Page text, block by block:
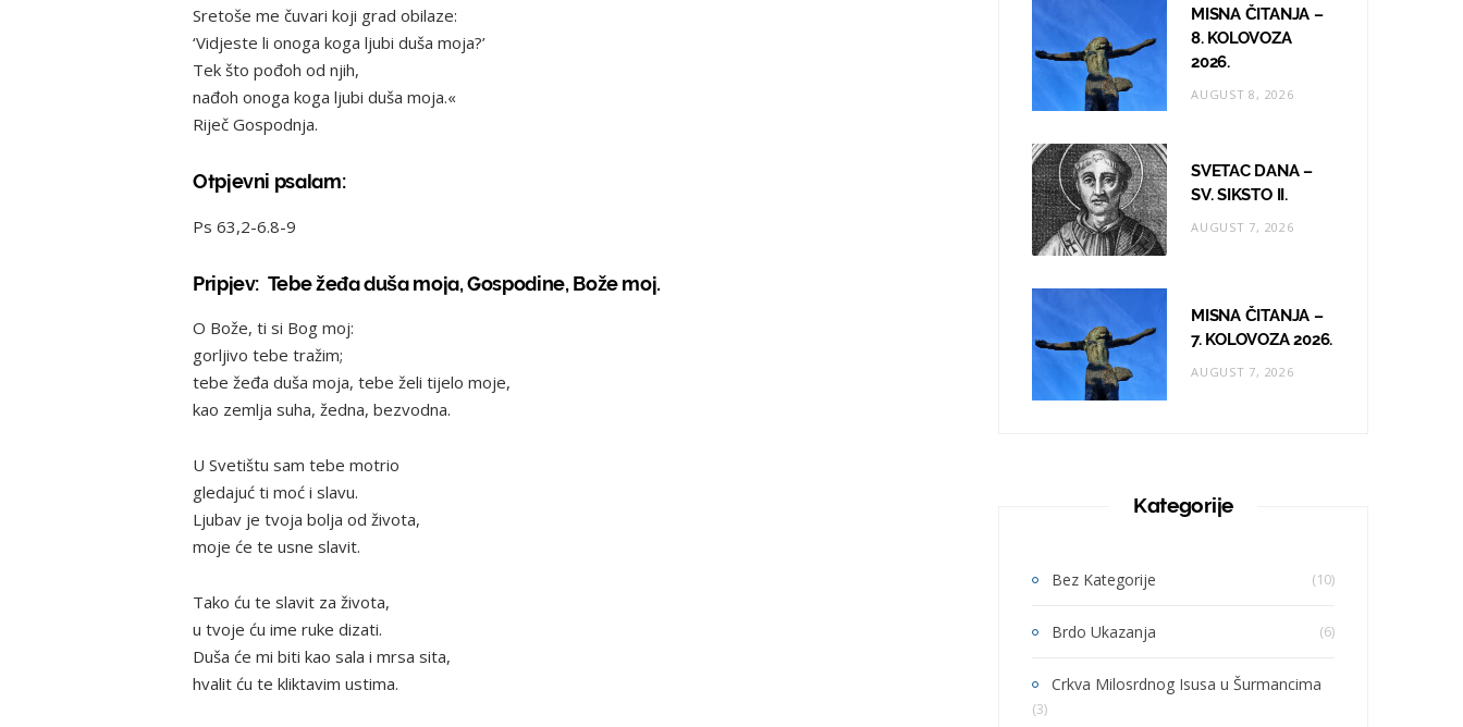
Sretoše me čuvari koji grad obilaze:
‘Vidjeste li onoga koga ljubi duša moja?’
Tek što pođoh od njih,
nađoh onoga koga ljubi duša moja.«
Riječ Gospodnja.
Otpjevni psalam:
Ps 63,2-6.8-9
Pripjev: Tebe žeđa duša moja, Gospodine, Bože moj.
O Bože, ti si Bog moj:
gorljivo tebe tražim;
tebe žeđa duša moja, tebe želi tijelo moje,
kao zemlja suha, žedna, bezvodna.
U Svetištu sam tebe motrio
gledajuć ti moć i slavu.
Ljubav je tvoja bolja od života,
moje će te usne slavit.
Tako ću te slavit za života,
u tvoje ću ime ruke dizati.
Duša će mi biti kao sala i mrsa sita,
hvalit ću te kliktavim ustima.
MISNA ČITANJA –
8. KOLOVOZA
2026.
AUGUST 8, 2026
SVETAC DANA –
SV. SIKSTO II.
AUGUST 7, 2026
MISNA ČITANJA –
7. KOLOVOZA 2026.
AUGUST 7, 2026
Kategorije
Bez Kategorije (10)
Brdo Ukazanja (6)
Crkva Milosrdnog Isusa u Šurmancima
(3)